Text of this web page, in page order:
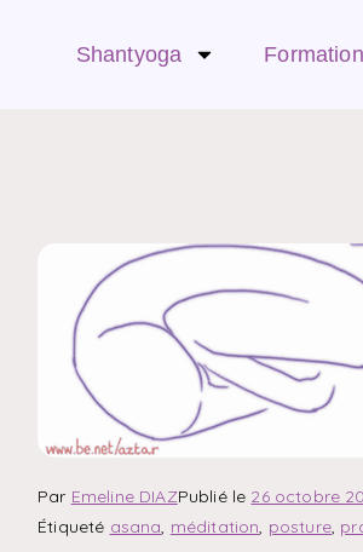
Shantyoga
Par Emeline DIAZPublié le 26 octobre
Étiqueté asana, méditation, posture,